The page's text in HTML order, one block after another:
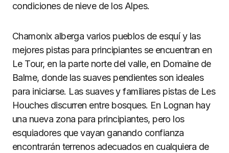
condiciones de nieve de los Alpes.
Chamonix alberga varios pueblos de esquí y las
mejores pistas para principiantes se encuentran en
Le Tour, en la parte norte del valle, en Domaine de
Balme, donde las suaves pendientes son ideales
para iniciarse. Las suaves y familiares pistas de Les
Houches discurren entre bosques. En Lognan hay
una nueva zona para principiantes, pero los
esquiadores que vayan ganando confianza
encontrarán terrenos adecuados en cualquiera de